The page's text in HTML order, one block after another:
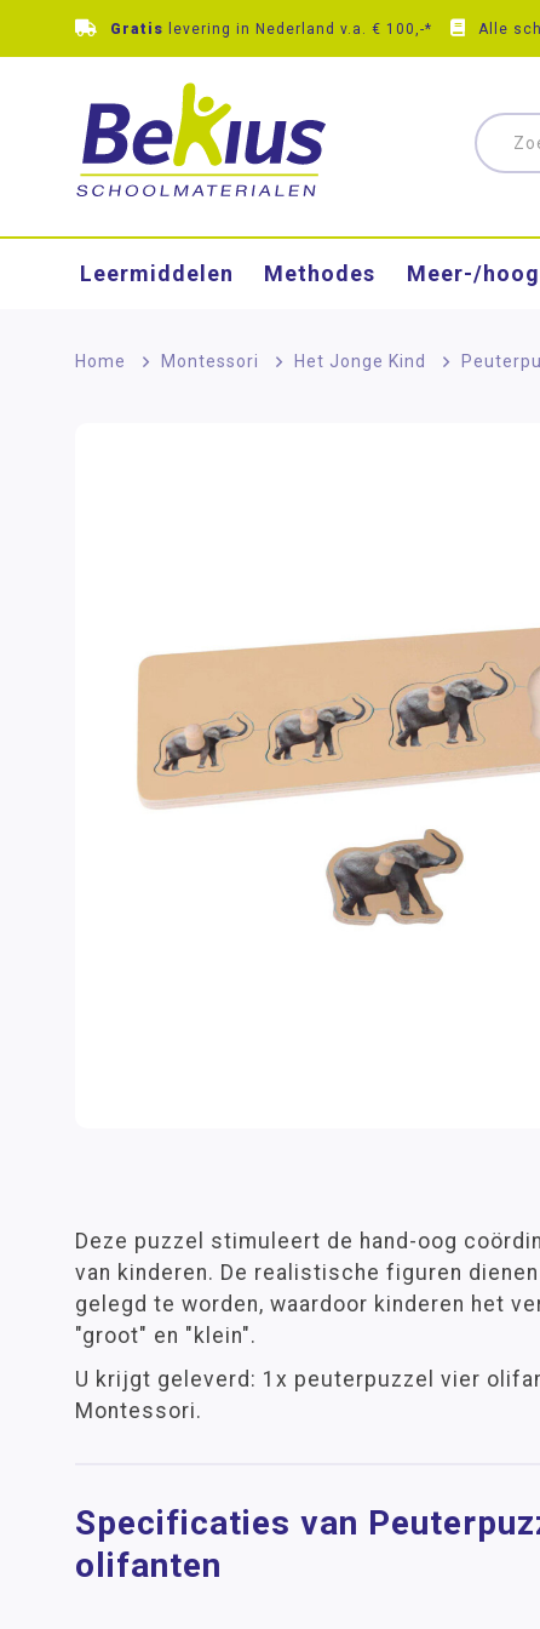
Gratis levering in Nederland v.a. € 100,-* Alle
Leermiddelen Methodes Meer-/
Home > Montessori > Het Jonge Kind >
Deze puzzel stimuleert de hand-oog
van kinderen. De realistische figuren
gelegd te worden, waardoor kinderen het
"groot" en "klein".
U krijgt geleverd: 1x peuterpuzzel vier
Montessori.
Specificaties van
olifanten